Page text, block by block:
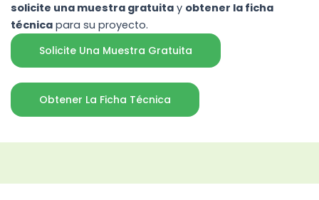
solicite una muestra gratuitay obtener la ficha
técnicapara su proyecto.
Solicite Una Muestra Gratuita
Obtener La Ficha Técnica